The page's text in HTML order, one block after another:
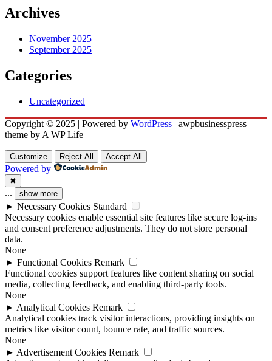
Archives
November 2025
September 2025
Categories
Uncategorized
Copyright © 2025 | Powered by WordPress | awpbusinesspress
theme by A WP Life
Customize Reject All Accept All
Powered by
✖
... show more
► Necessary Cookies Standard
Necessary cookies enable essential site features like secure log-ins
and consent preference adjustments. They do not store personal
data.
None
► Functional Cookies Remark
Functional cookies support features like content sharing on social
media, collecting feedback, and enabling third-party tools.
None
► Analytical Cookies Remark
Analytical cookies track visitor interactions, providing insights on
metrics like visitor count, bounce rate, and traffic sources.
None
► Advertisement Cookies Remark